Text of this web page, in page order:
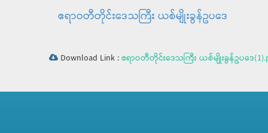
ဧရာဝတီတိုင်းဒေသကြီး ယစ်မျိုးခွန်ဥပ​ဒေ
Download Link :ဧရာဝတီတိုင်းဒေသကြီး ယစ်မျိုးခွန်ဥပ​ဒေ